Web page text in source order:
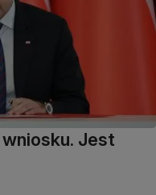
wniosku. Jest